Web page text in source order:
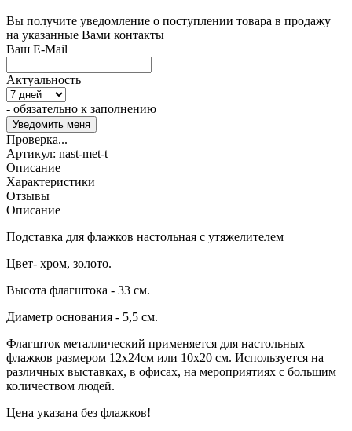
Вы получите уведомление о поступлении товара в продажу
на указанные Вами контакты
Ваш E-Mail
Актуальность
- обязательно к заполнению
Проверка...
Артикул: nast-met-t
Описание
Характеристики
Отзывы
Описание
Подставка для флажков настольная с утяжелителем
Цвет- хром, золото.
Высота флагштока - 33 см.
Диаметр основания - 5,5 см.
Флагшток металлический применяется для настольных
флажков размером 12х24см или 10х20 см. Используется на
различных выставках, в офисах, на мероприятиях с большим
количеством людей.
Цена указана без флажков!